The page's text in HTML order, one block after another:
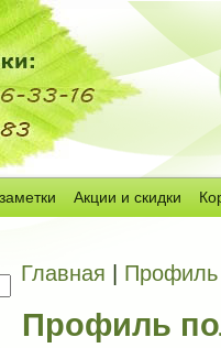
Акции и скидки
Главная Профиль
Профиль